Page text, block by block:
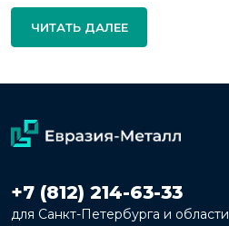
ЧИТАТЬ ДАЛЕЕ
+7 (812) 214-63-33
для Санкт-Петербурга и области